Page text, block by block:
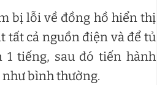
bị lỗi về đồng hồ hiển thị
tất cả nguồn điện và để tủ
1 tiếng, sau đó tiến hành
bình thường.